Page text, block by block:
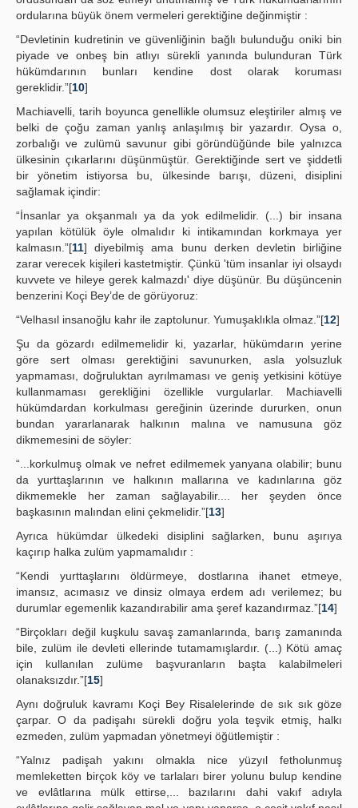
ordularına büyük önem vermeleri gerektiğine değinmiştir :
“Devletinin kudretinin ve güvenliğinin bağlı bulunduğu oniki bin
piyade ve onbeş bin atlıyı sürekli yanında bulunduran Türk
hükümdarının bunları kendine dost olarak koruması
gereklidir.”[10]
Machiavelli, tarih boyunca genellikle olumsuz eleştiriler almış ve
belki de çoğu zaman yanlış anlaşılmış bir yazardır. Oysa o,
zorbalığı ve zulümü savunur gibi göründüğünde bile yalnızca
ülkesinin çıkarlarını düşünmüştür. Gerektiğinde sert ve şiddetli
bir yönetim istiyorsa bu, ülkesinde barışı, düzeni, disiplini
sağlamak içindir:
“İnsanlar ya okşanmalı ya da yok edilmelidir. (...) bir insana
yapılan kötülük öyle olmalıdır ki intikamından korkmaya yer
kalmasın.”[11] diyebilmiş ama bunu derken devletin birliğine
zarar verecek kişileri kastetmiştir. Çünkü 'tüm insanlar iyi olsaydı
kuvvete ve hileye gerek kalmazdı' diye düşünür. Bu düşüncenin
benzerini Koçi Bey’de de görüyoruz:
“Velhasıl insanoğlu kahr ile zaptolunur. Yumuşaklıkla olmaz.”[12]
Şu da gözardı edilmemelidir ki, yazarlar, hükümdarın yerine
göre sert olması gerektiğini savunurken, asla yolsuzluk
yapmaması, doğruluktan ayrılmaması ve geniş yetkisini kötüye
kullanmaması gerekliğini özellikle vurgularlar. Machiavelli
hükümdardan korkulması gereğinin üzerinde dururken, onun
bundan yararlanarak halkının malına ve namusuna göz
dikmemesini de söyler:
“...korkulmuş olmak ve nefret edilmemek yanyana olabilir; bunu
da yurttaşlarının ve halkının mallarına ve kadınlarına göz
dikmemekle her zaman sağlayabilir.... her şeyden önce
başkasının malından elini çekmelidir.”[13]
Ayrıca hükümdar ülkedeki disiplini sağlarken, bunu aşırıya
kaçırıp halka zulüm yapmamalıdır :
“Kendi yurttaşlarını öldürmeye, dostlarına ihanet etmeye,
imansız, acımasız ve dinsiz olmaya erdem adı verilemez; bu
durumlar egemenlik kazandırabilir ama şeref kazandırmaz.”[14]
“Birçokları değil kuşkulu savaş zamanlarında, barış zamanında
bile, zulüm ile devleti ellerinde tutamamışlardır. (...) Kötü amaç
için kullanılan zulüme başvuranların başta kalabilmeleri
olanaksızdır.”[15]
Aynı doğruluk kavramı Koçi Bey Risalelerinde de sık sık göze
çarpar. O da padişahı sürekli doğru yola teşvik etmiş, halkı
ezmeden, zulüm yapmadan yönetmeyi öğütlemiştir :
“Yalnız padişah yakını olmakla nice yüzyıl fetholunmuş
memleketten birçok köy ve tarlaları birer yolunu bulup kendine
ve evlâtlarına mülk ettirse,... bazılarını dahi vakıf adıyla